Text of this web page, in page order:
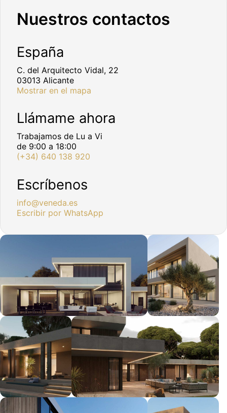
Nuestros contactos
España
C. del Arquitecto Vidal, 22
03013 Alicante
Mostrar en el mapa
Llámame ahora
Trabajamos de Lu a Vi
de 9:00 a 18:00
(+34) 640 138 920
Escríbenos
info@veneda.es
Escribir por WhatsApp